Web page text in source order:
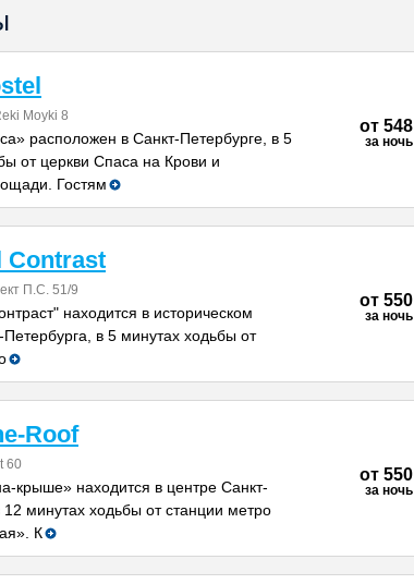
Moyki 8
расположен в Санкт-Петербурге, в 5
от церкви Спаса на Крови и
Гостям
от 548
за ночь
Contrast
П.С. 51/9
находится в историческом
в 5 минутах ходьбы от
от 550
за ночь
Roof
60
крыше» находится в центре Санкт-
12 минутах ходьбы от станции метро
К
от 550
за ночь